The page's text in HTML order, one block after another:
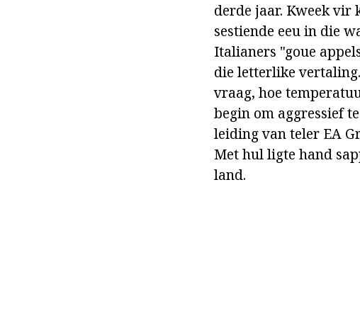
derde jaar. Kweek vir
sestiende eeu in die
Italianers "goue
die letterlike
vraag, hoe
begin om aggressief
leiding van teler EA
Met hul ligte hand
land.